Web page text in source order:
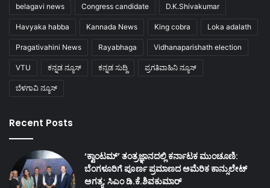
belagavi news Congress candidate D.K.Shivakumar
Havyaka habba Kannada News King cobra Loka adalath
Pragativahini News Rayabhaga Vidhanaparishath election
VTU ಕನ್ನಡ ನ್ಯೂಸ್ ಕನ್ನಡ ಸುದ್ದಿ ಪ್ರಗತಿವಾಹಿನಿ ನ್ಯೂಸ್
ಬೆಳಗಾವಿ ನ್ಯೂಸ್
Recent Posts
‘ಕ್ವಾಂಟಮ್’ ತಂತ್ರಜ್ಞಾನದಲ್ಲಿ ಕರ್ನಾಟಕ ಮುಂಚೂಣಿ:
ಬೆಂಗಳೂರಿಗೆ ಪೂರ್ಣ ಪ್ರಮಾಣದ ಅಮೆರಿಕ ಕಾನ್ಸುಲೇಟ್
ಅಗತ್ಯ: ಸಿಎಂ ಡಿ.ಕೆ.ಶಿವಕುಮಾರ್